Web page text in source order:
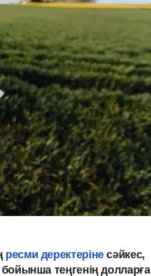
ресми деректерінесәйкес,
теңгенің долларға